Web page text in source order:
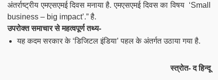
अंतर्राष्ट्रीय एमएसएमई दिवस मनाया है. एमएसएमई दिवस का विषय ‘Small
business – big impact’.” है.
उपरोक्त समाचार से महत्वपूर्ण तथ्य-
यह कदम सरकार के ‘डिजिटल इंडिया’ पहल के अंतर्गत उठाया गया है.
स्त्रोत- द हिन्दू